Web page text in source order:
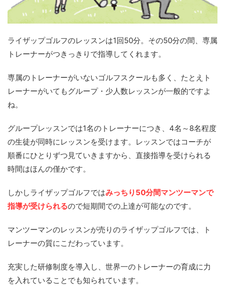
ライザップゴルフのレッスンは1回50分。その50分の間、専属
トレーナーがつきっきりで指導してくれます。
専属のトレーナーがいないゴルフスクールも多く、たとえト
レーナーがいてもグループ・少人数レッスンが一般的ですよ
ね。
グループレッスンでは1名のトレーナーにつき、4名～8名程度
の生徒が同時にレッスンを受けます。レッスンではコーチが
順番にひとりずつ見ていきますから、直接指導を受けられる
時間はほんの僅かです。
しかしライザップゴルフではみっちり50分間マンツーマンで
指導が受けられるので短期間での上達が可能なのです。
マンツーマンのレッスンが売りのライザップゴルフでは、ト
レーナーの質にこだわっています。
充実した研修制度を導入し、世界一のトレーナーの育成に力
を入れていることでも知られています。